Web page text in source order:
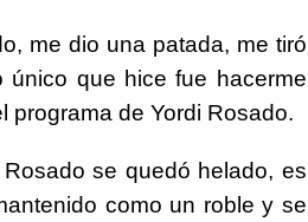
me dio una patada, me tiró
que hice fue hacerme
programa de Yordi Rosado.
se quedó helado, es
como un roble y se